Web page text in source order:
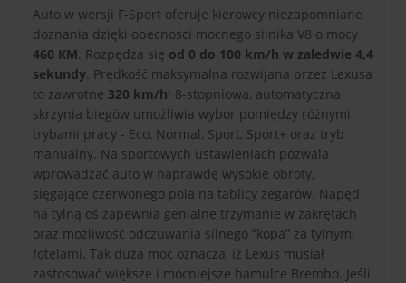
Auto w wersji F-Sport oferuje kierowcy niezapomniane
doznania dzięki obecności mocnego silnika V8 o mocy
460 KM. Rozpędza się od 0 do 100 km/h w zaledwie 4,4
sekundy. Prędkość maksymalna rozwijana przez Lexusa
to zawrotne 320 km/h! 8-stopniowa, automatyczna
skrzynia biegów umożliwia wybór pomiędzy różnymi
trybami pracy - Eco, Normal, Sport, Sport+ oraz tryb
manualny. Na sportowych ustawieniach pozwala
wprowadzać auto w naprawdę wysokie obroty,
sięgające czerwonego pola na tablicy zegarów. Napęd
na tylną oś zapewnia genialne trzymanie w zakrętach
oraz możliwość odczuwania silnego “kopa” za tylnymi
fotelami. Tak duża moc oznacza, iż Lexus musiał
zastosować większe i mocniejsze hamulce Brembo. Jeśli